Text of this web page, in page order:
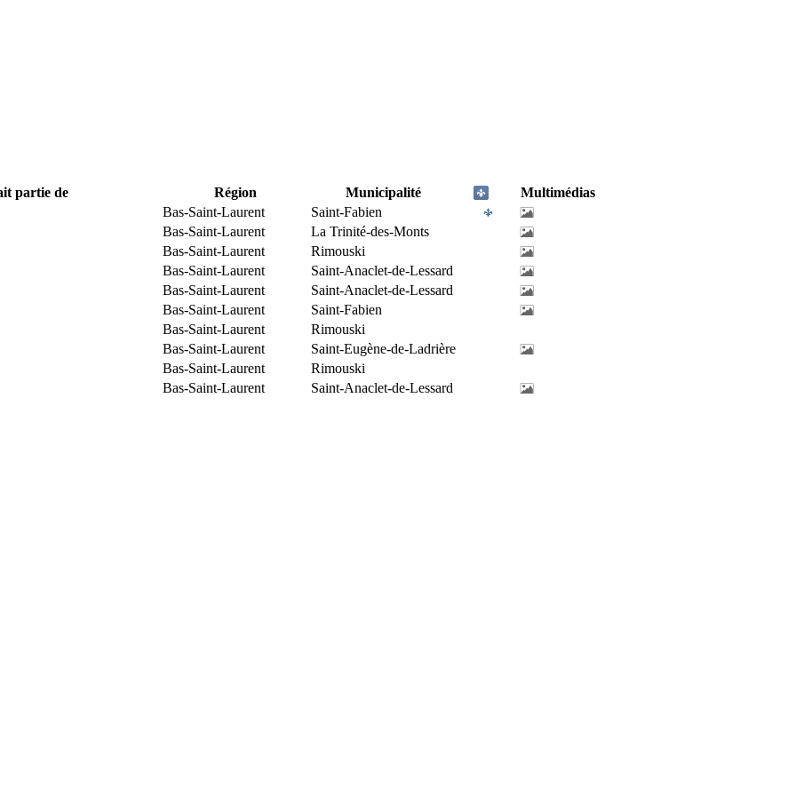
partie de Région Municipalité
Multimédias
Bas-Saint-Laurent
Saint-Fabien
Bas-Saint-Laurent
La Trinité-des-Monts
Bas-Saint-Laurent
Rimouski
Bas-Saint-Laurent
Saint-Anaclet-de-Lessard
Bas-Saint-Laurent
Saint-Anaclet-de-Lessard
Bas-Saint-Laurent
Saint-Fabien
Bas-Saint-Laurent
Rimouski
Bas-Saint-Laurent
Saint-Eugène-de-Ladrière
Bas-Saint-Laurent
Rimouski
Bas-Saint-Laurent
Saint-Anaclet-de-Lessard